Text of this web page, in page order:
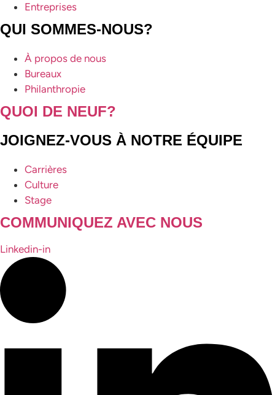
Entreprises
QUI SOMMES-NOUS?
À propos de nous
Bureaux
Philanthropie
QUOI DE NEUF?
JOIGNEZ-VOUS À NOTRE ÉQUIPE
Carrières
Culture
Stage
COMMUNIQUEZ AVEC NOUS
Linkedin-in